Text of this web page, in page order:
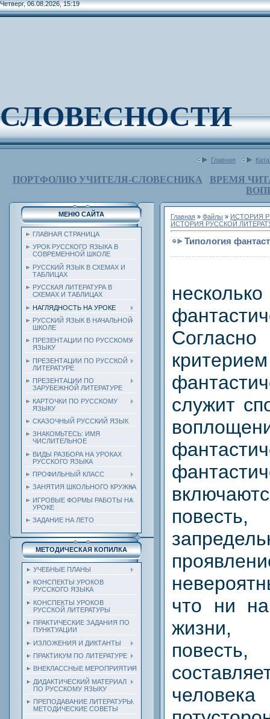
Четверг, 06.08.2026, 15:19
СЛОВЕСНОСТИ
Главная
ПОРТФОЛИО УЧИТЕЛЯ-СЛОВЕСНИКА
ВРЕМЯ
МЕНЮ САЙТА
ГЛАВНАЯ СТРАНИЦА
УРОК РУССКОГО ЯЗЫКА В
СОВРЕМЕННОЙ ШКОЛЕ
РУССКИЙ ЯЗЫК В СХЕМАХ И
ТАБЛИЦАХ
РУССКАЯ ЛИТЕРАТУРА В
СХЕМАХ И ТАБЛИЦАХ
НАГЛЯДНОСТЬ НА УРОКЕ
РУССКИЙ ЯЗЫК В НАЧАЛЬНОЙ
ШКОЛЕ
ПРЕЗЕНТАЦИИ ПО РУССКОМУ
ЯЗЫКУ
ПРЕЗЕНТАЦИИ ПО РУССКОЙ
ЛИТЕРАТУРЕ
ПРЕЗЕНТАЦИИ ПО
ЗАРУБЕЖНОЙ ЛИТЕРАТУРЕ
КАРТОЧКИ ПО РУССКОМУ
ЯЗЫКУ
СКАЗОЧНЫЙ РУССКИЙ ЯЗЫК
ЗНАКОМЬТЕСЬ: ИМЯ
ЧИСЛИТЕЛЬНОЕ
ВИДЫ РАЗБОРА НА УРОКАХ
РУССКОГО ЯЗЫКА
ПРОФИЛЬНЫЙ КЛАСС
ЗАНЯТИЯ ШКОЛЬНОГО КРУЖКА
ИГРОВЫЕ ФОРМЫ РАБОТЫ НА
УРОКЕ
ЗАДАНИЕ НА ЛЕТО
МЕТОДИЧЕСКАЯ КОПИЛКА
УЧЕБНЫЕ ПЛАНЫ
КОНСПЕКТЫ УРОКОВ
РУССКОГО ЯЗЫКА
КОНСПЕКТЫ УРОКОВ
РУССКОЙ ЛИТЕРАТУРЫ
ПРАКТИЧЕСКИЕ ЗАДАНИЯ ПО
ПУНКТУАЦИИ
ИЗЛОЖЕНИЯ И ДИКТАНТЫ
ПРАКТИКУМ ПО ЛИТЕРАТУРЕ
ВНЕКЛАССНЫЕ МЕРОПРИЯТИЯ
ДИДАКТИЧЕСКИЙ МАТЕРИАЛ
ПО РУССКОМУ ЯЗЫКУ
ПРЕПОДАВАНИЕ ЛИТЕРАТУРЫ.
МЕТОДИЧЕСКИЕ СОВЕТЫ
Главная » Файлы » ИСТОРИЯ
ИСТОРИЯ РУССКОЙ
Типология
служит
что ни
жизни,
повесть,